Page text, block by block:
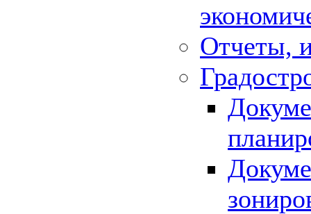
Отчеты,